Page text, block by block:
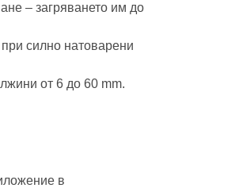
– загряването им до
силно натоварени
от 6 до 60 mm.
в